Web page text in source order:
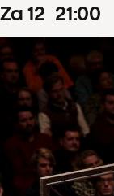
za 12 21:00